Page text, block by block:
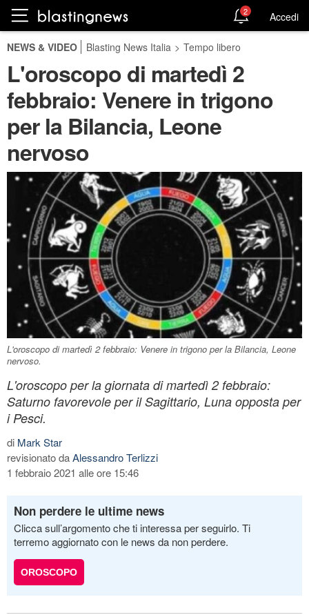
2 Accedi
NEWS & VIDEO Blasting News Italia > Tempo libero
L'oroscopo di martedì 2
febbraio: Venere in trigono
per la Bilancia, Leone
nervoso
L'oroscopo di martedì 2 febbraio: Venere in trigono per la Bilancia, Leone
nervoso.
L'oroscopo per la giornata di martedì 2 febbraio:
Saturno favorevole per il Sagittario, Luna opposta per
i Pesci.
di Mark Star
revisionato daAlessandro Terlizzi
1 febbraio 2021 alle ore 15:46
Non perdere le ultime news
Clicca sull’argomento che ti interessa per seguirlo. Ti
terremo aggiornato con le news da non perdere.
OROSCOPO